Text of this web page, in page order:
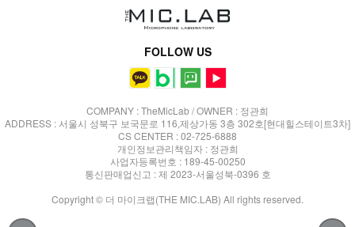
FOLLOW US
COMPANY : TheMicLab / OWNER : 정관희
ADDRESS : 서울시 성북구 보국문로 116,제상가동 3층 302호[현대힐스테이트3차]
CS CENTER : 02-725-6888
개인정보관리책임자 : 정관희
사업자등록번호 : 189-45-00250
통신판매업신고 : 제 2023-서울성북-0396 호
Copyright © 더 마이크랩(THE MIC.LAB) All rights reserved.